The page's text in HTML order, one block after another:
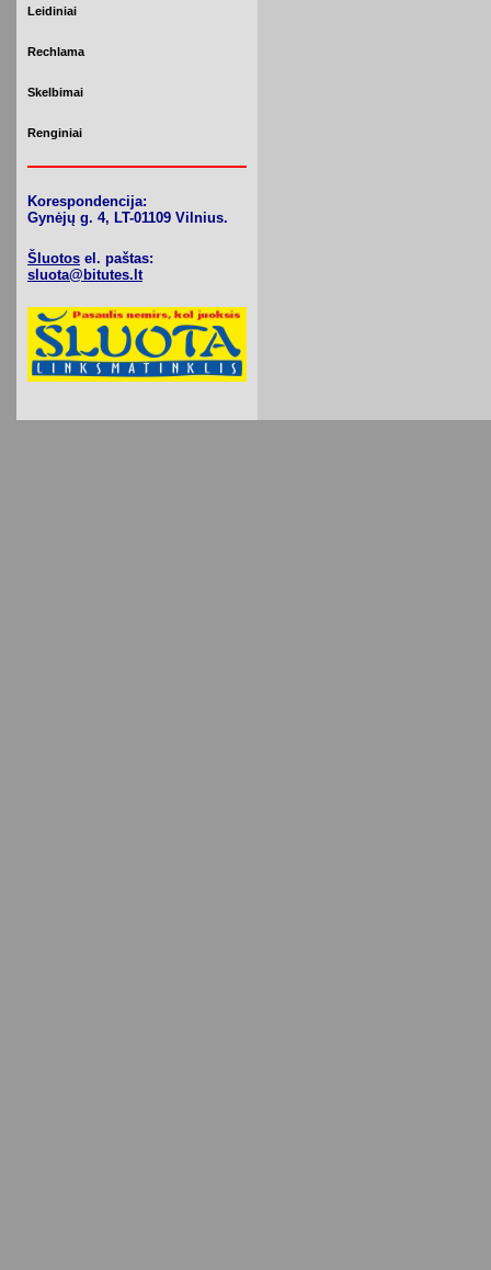
Leidiniai
Rechlama
Skelbimai
Renginiai
Korespondencija:
Gynėjų g. 4, LT-01109 Vilnius.
Šluotos el. paštas:
sluota@bitutes.lt